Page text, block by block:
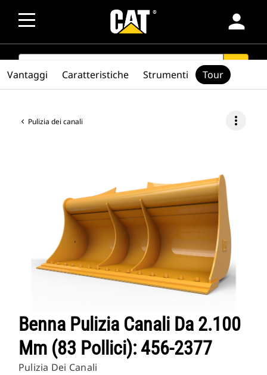
person
SEARCH search
Pulizia dei canali more_vert
Benna Pulizia Canali Da 2.100
Mm (83 Pollici): 456-2377
Pulizia Dei Canali
Vantaggi Caratteristiche Strumenti Tour